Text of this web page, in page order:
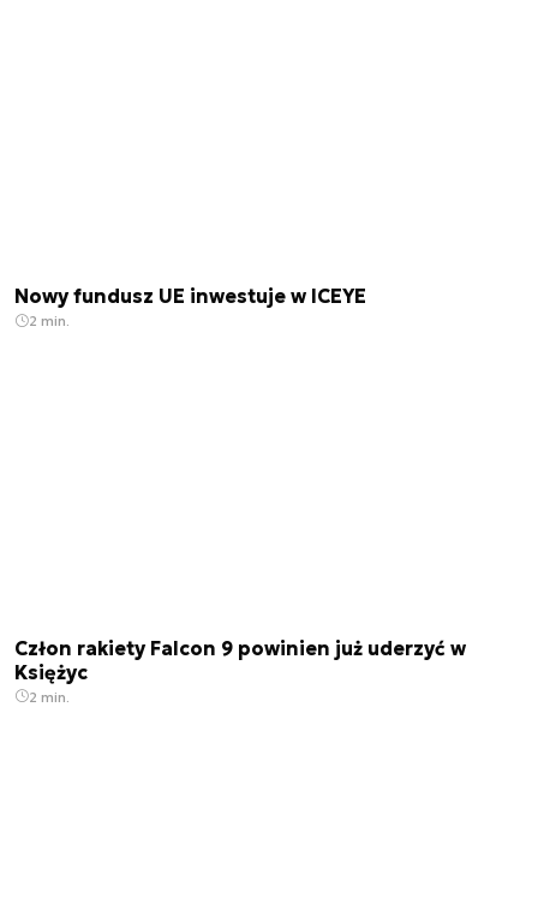
Nowy fundusz UE inwestuje w ICEYE
2 min.
Człon rakiety Falcon 9 powinien już uderzyć w
Księżyc
2 min.